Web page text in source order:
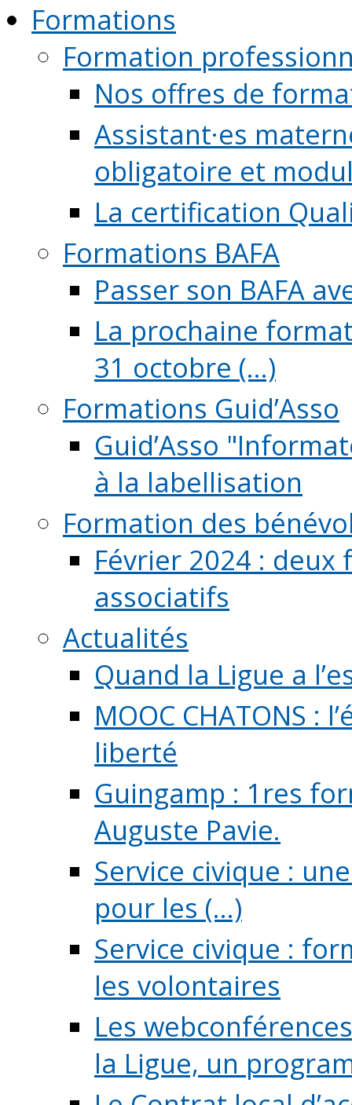
Formations
Formation
Nos offres de
Assistant·es
obligatoire et
La certification
Formations BAFA
Passer son BAFA
La prochaine
31 octobre (...)
Formations Guid’Asso
Guid’Asso
à la labellisation
Formation des
Février 2024 :
associatifs
Actualités
Quand la Ligue a
MOOC CHATONS
liberté
Guingamp : 1res
Auguste Pavie.
Service civique :
pour les (...)
Service civique :
les volontaires
Les
la Ligue, un